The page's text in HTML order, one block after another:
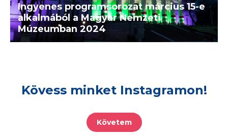
Ingyenes programsorozat március 15-e
alkalmából a Magyar Nemzeti
Múzeumban 2024
Kövess minket Instagramon!
Követem